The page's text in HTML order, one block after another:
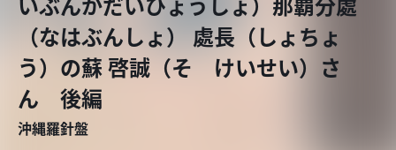
（なはぶんしょ） 處長（しょちょ
う）の蘇 啓誠（そ けいせい）さ
ん 後編
沖縄羅針盤